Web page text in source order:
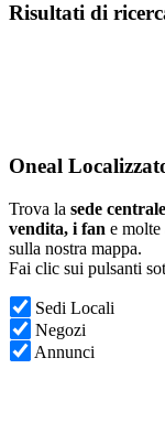
Risultati di
Oneal
Trova la sede
vendita, i fan e
sulla nostra mappa.
Fai clic sui pulsanti
Sedi Locali
Negozi
Annunci